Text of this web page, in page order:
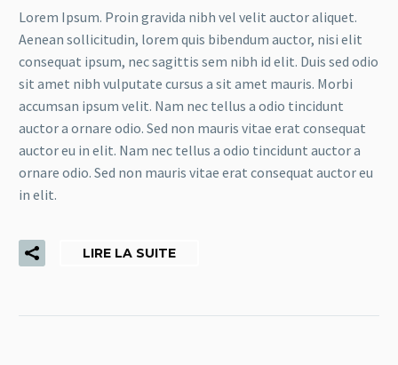
Lorem Ipsum. Proin gravida nibh vel velit auctor aliquet.
Aenean sollicitudin, lorem quis bibendum auctor, nisi elit
consequat ipsum, nec sagittis sem nibh id elit. Duis sed odio
sit amet nibh vulputate cursus a sit amet mauris. Morbi
accumsan ipsum velit. Nam nec tellus a odio tincidunt
auctor a ornare odio. Sed non mauris vitae erat consequat
auctor eu in elit. Nam nec tellus a odio tincidunt auctor a
ornare odio. Sed non mauris vitae erat consequat auctor eu
in elit.
LIRE LA SUITE